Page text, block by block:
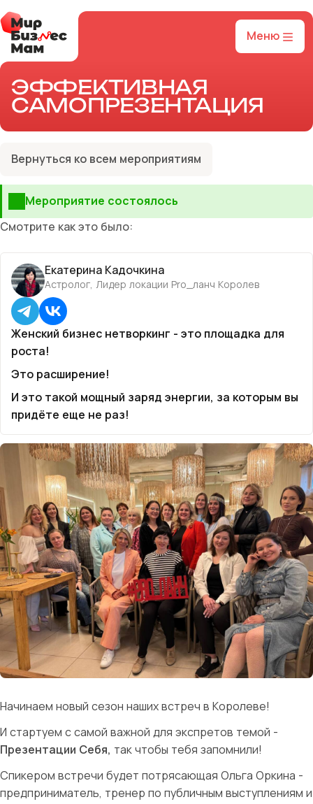
Меню
ЭФФЕКТИВНАЯ
САМОПРЕЗЕНТАЦИЯ
Вернуться ко всем мероприятиям
Мероприятие состоялось
Смотрите как это было:
Екатерина Кадочкина
Астролог, Лидер локации Pro_ланч Королев
Женский бизнес нетворкинг - это площадка для
роста!
Это расширение!
И это такой мощный заряд энергии, за которым вы
придёте еще не раз!
Начинаем новый сезон наших встреч в Королеве!
И стартуем с самой важной для экспретов темой -
Презентации Себя, так чтобы тебя запомнили!
Спикером встречи будет потрясающая Ольга Оркина -
предприниматель, тренер по публичным выступлениям и